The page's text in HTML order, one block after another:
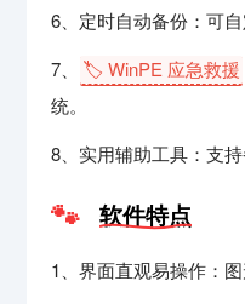
6、定时自动备份：可
7、
🏷️ WinPE 应急救援
统。
8、实用辅助工具：支
软件特点
1、界面直观易操作：